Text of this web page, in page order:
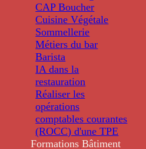
CAP Boucher
Cuisine Végétale
Sommellerie
Métiers du bar
Barista
IA dans la
restauration
Réaliser les
opérations
comptables courantes
(ROCC) d'une TPE
Formations Bâtiment